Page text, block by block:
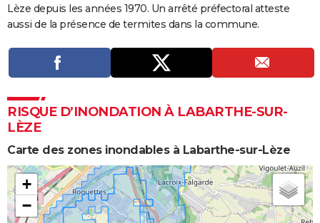
FORUM
Lèze depuis les années 1970. Un arrêté préfectoral atteste
aussi de la présence de termites dans la commune.
RISQUE D’INONDATION À LABARTHE-SUR-
LÈZE
Carte des zones inondables à Labarthe-sur-Lèze
+
−